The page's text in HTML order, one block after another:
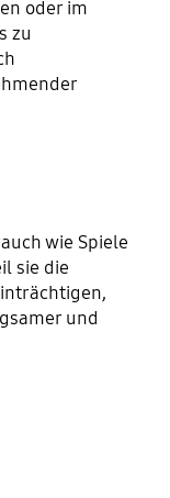
oder im
zu
wie Spiele
sie die
und